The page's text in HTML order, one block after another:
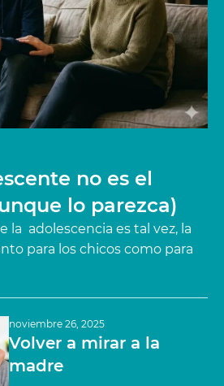
no es el
lo parezca)
la adolescencia es tal vez, la
para los chicos como para
noviembre 26, 2025
Volver a mirar a la
madre